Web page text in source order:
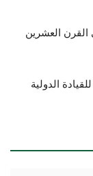
العشرين
الدولية